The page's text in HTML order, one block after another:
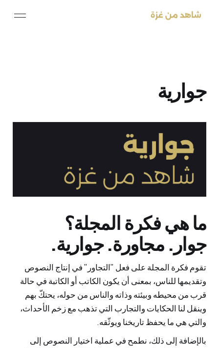
جوارية
ما هي فكرة المجلة؟
جوار. مجاورة. جوارية.
تقوم فكرة المجلة على فعل "التجاور" في إنتاج النصوص
وتقديمها للناس، بمعنى أن يكون الكاتب أو الكاتبة في حالة
قرب من محيطه وبيئته وذاته والناس من حوله، يحتكّ بهم
وينقل لنا الحكايات والتجارب التي تذهب مع زخم الأحداث،
والتي هي ما يحفظ تاريخنا ويوثّقه.
بالإضافة إلى ذلك، نطمح في عملية اختيار النصوص إلى